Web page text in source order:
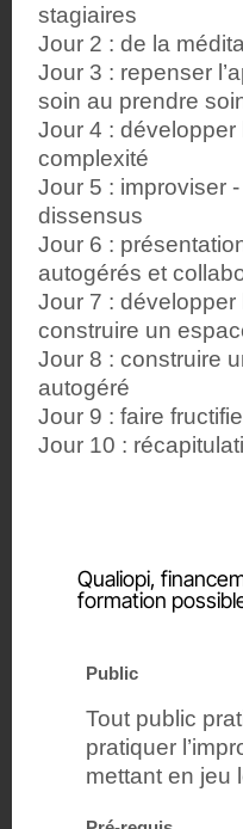
stagiaires
Jour 2 : de la
Jour 3 : repenser
soin au prendre
Jour 4 : développer
complexité
Jour 5 : improviser
dissensus
Jour 6 :
autogérés et
Jour 7 :
construire un
Jour 8 : construire
autogéré
Jour 9 : faire
Jour 10 :
Qualiopi,
formation
Public
Tout public
pratiquer
mettant en jeu